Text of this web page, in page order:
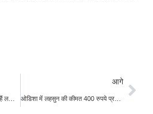
किसान खरबूजे की खेती से बन सकते हैं लखपति, आय का बन सकता है दूसरा जरिया
आगे
ओडिशा में लहसुन की कीमत 400 रुपये प्रति किलो तक पहुंची, महंगाई से राहत मिलने के आसार कम